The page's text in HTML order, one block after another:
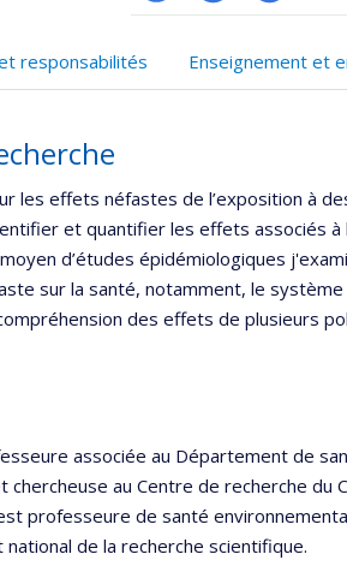
Page Site
Autre
responsabilités
Enseignement et
les effets néfastes de l’exposition à
et quantifier les effets associés
d’études épidémiologiques
sur la santé, notamment, le
des effets de plusieurs
associée au Département de
chercheuse au Centre de recherche
professeure de santé
de la recherche scientifique.